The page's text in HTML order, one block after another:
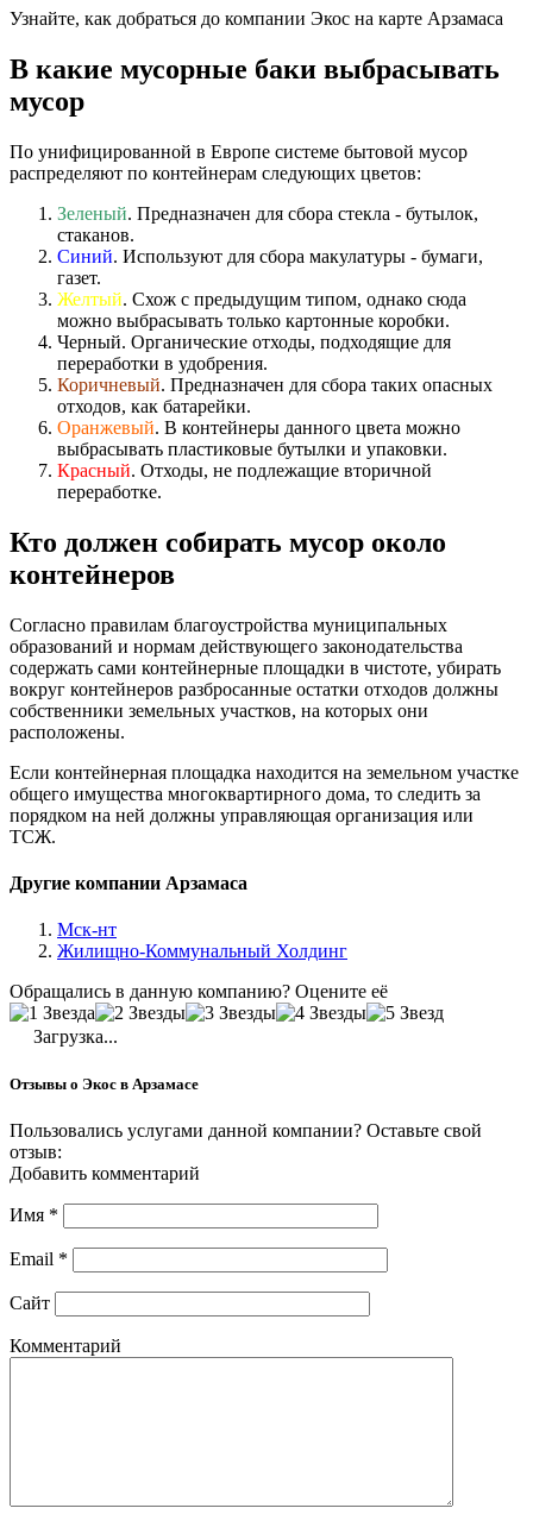
Узнайте, как добраться до компании Экос на карте Арзамаса
В какие мусорные баки выбрасывать
мусор
По унифицированной в Европе системе бытовой мусор
распределяют по контейнерам следующих цветов:
Зеленый. Предназначен для сбора стекла - бутылок,
стаканов.
Синий. Используют для сбора макулатуры - бумаги,
газет.
Желтый. Схож с предыдущим типом, однако сюда
можно выбрасывать только картонные коробки.
Черный. Органические отходы, подходящие для
переработки в удобрения.
Коричневый. Предназначен для сбора таких опасных
отходов, как батарейки.
Оранжевый. В контейнеры данного цвета можно
выбрасывать пластиковые бутылки и упаковки.
Красный. Отходы, не подлежащие вторичной
переработке.
Кто должен собирать мусор около
контейнеров
Согласно правилам благоустройства муниципальных
образований и нормам действующего законодательства
содержать сами контейнерные площадки в чистоте, убирать
вокруг контейнеров разбросанные остатки отходов должны
собственники земельных участков, на которых они
расположены.
Если контейнерная площадка находится на земельном участке
общего имущества многоквартирного дома, то следить за
порядком на ней должны управляющая организация или
ТСЖ.
Другие компании Арзамаса
Мск-нт
Жилищно-Коммунальный Холдинг
Обращались в данную компанию? Оцените её
Загрузка...
Отзывы о Экос в Арзамасе
Пользовались услугами данной компании? Оставьте свой
отзыв:
Добавить комментарий
Имя *
Email *
Сайт
Комментарий